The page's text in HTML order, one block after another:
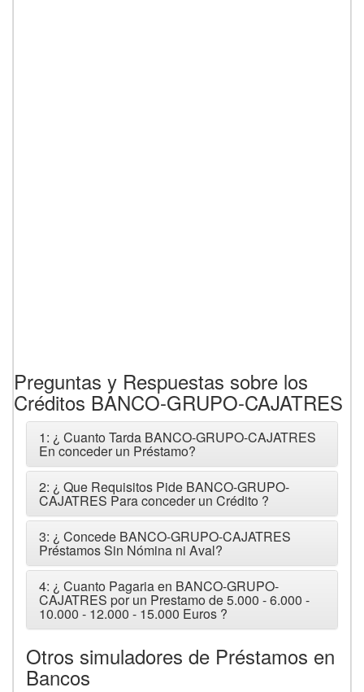
Preguntas y Respuestas sobre los
Créditos BANCO-GRUPO-CAJATRES
1: ¿ Cuanto Tarda BANCO-GRUPO-CAJATRES
En conceder un Préstamo?
2: ¿ Que Requisitos Pide BANCO-GRUPO-
CAJATRES Para conceder un Crédito ?
3: ¿ Concede BANCO-GRUPO-CAJATRES
Préstamos Sin Nómina ni Aval?
4: ¿ Cuanto Pagaria en BANCO-GRUPO-
CAJATRES por un Prestamo de 5.000 - 6.000 -
10.000 - 12.000 - 15.000 Euros ?
Otros simuladores de Préstamos en
Bancos